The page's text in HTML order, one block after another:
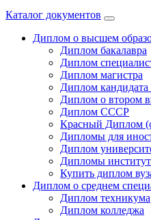
Каталог документов
Диплом о высшем
Диплом бакалавра
Диплом
Диплом магистра
Диплом кандидата
Диплом о втором
Диплом СССР
Красный Диплом
Дипломы для
Диплом
Дипломы
Купить диплом
Диплом о среднем
Диплом техникума
Диплом колледжа